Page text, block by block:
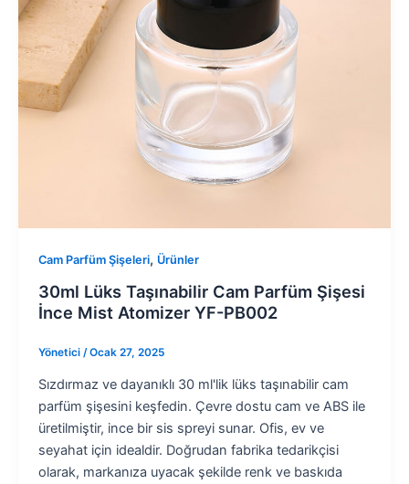
Cam Parfüm Şişeleri, Ürünler
30ml Lüks Taşınabilir Cam Parfüm Şişesi
İnce Mist Atomizer YF-PB002
Yönetici /Ocak 27, 2025
Sızdırmaz ve dayanıklı 30 ml'lik lüks taşınabilir cam
parfüm şişesini keşfedin. Çevre dostu cam ve ABS ile
üretilmiştir, ince bir sis spreyi sunar. Ofis, ev ve
seyahat için idealdir. Doğrudan fabrika tedarikçisi
olarak, markanıza uyacak şekilde renk ve baskıda